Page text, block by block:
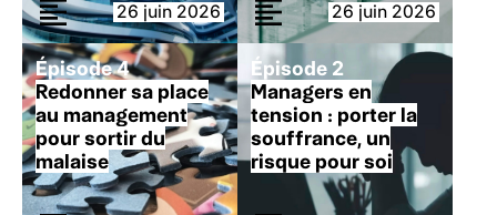
26 juin 2026 26 juin 2026
Épisode 4
Redonner sa place
au management
pour sortir du
malaise
Épisode 2
Managers en
tension : porter la
souffrance, un
risque pour soi